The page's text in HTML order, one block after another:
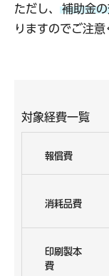
ただし、 補助金
りますのでご注意
対象経費一覧
報償費
消耗品費
印刷製本
費